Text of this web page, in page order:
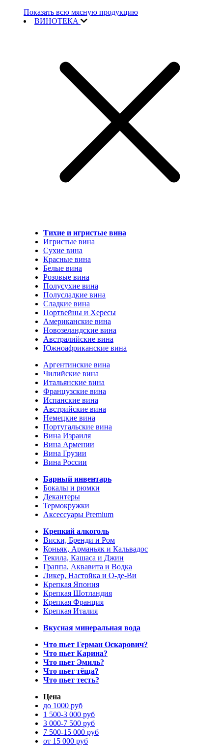
Показать всю мясную продукцию
ВИНОТЕКА
Тихие и игристые вина
Игристые вина
Сухие вина
Красные вина
Белые вина
Розовые вина
Полусухие вина
Полусладкие вина
Сладкие вина
Портвейны и Хересы
Американские вина
Новозеландские вина
Австралийские вина
Южноафриканские вина
Аргентинские вина
Чилийские вина
Итальянские вина
Французские вина
Испанские вина
Австрийские вина
Немецкие вина
Португальские вина
Вина Израиля
Вина Армении
Вина Грузии
Вина России
Барный инвентарь
Бокалы и рюмки
Декантеры
Термокружки
Аксессуары Premium
Крепкий алкоголь
Виски, Бренди и Ром
Коньяк, Арманьяк и Кальвадос
Текила, Кашаса и Джин
Граппа, Аквавита и Водка
Ликер, Настойка и О-де-Ви
Крепкая Япония
Крепкая Шотландия
Крепкая Франция
Крепкая Италия
Вкусная минеральная вода
Что пьет Герман Оскарович?
Что пьет Карина?
Что пьет Эмиль?
Что пьет тёща?
Что пьет тесть?
Цена
до 1000 руб
1 500-3 000 руб
3 000-7 500 руб
7 500-15 000 руб
от 15 000 руб